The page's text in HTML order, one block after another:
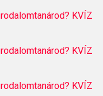
KVÍZ
KVÍZ
KVÍZ